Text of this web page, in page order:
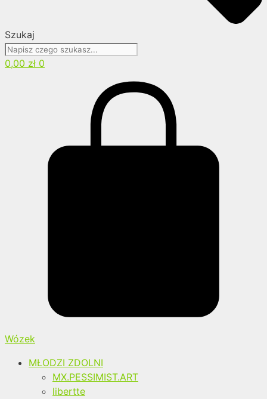
Szukaj
0,00 zł 0
Wózek
MŁODZI ZDOLNI
MX.PESSIMIST.ART
libertte